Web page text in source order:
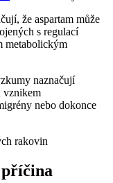
že aspartam může
s regulací
metabolickým
naznačují
vznikem
nebo dokonce